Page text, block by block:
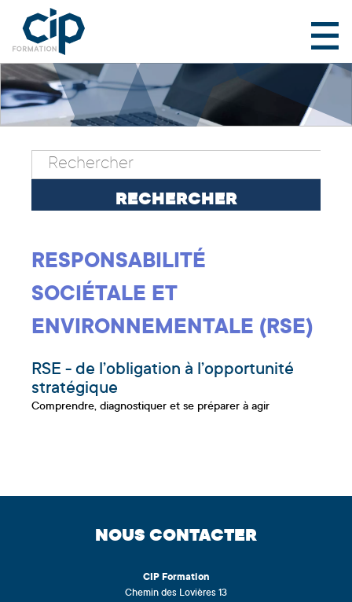
RESPONSABILITÉ
SOCIÉTALE ET
ENVIRONNEMENTALE (RSE)
RSE - de l’obligation à l’opportunité
stratégique
Comprendre, diagnostiquer et se préparer à agir
NOUS CONTACTER
CIP Formation
Chemin des Lovières 13